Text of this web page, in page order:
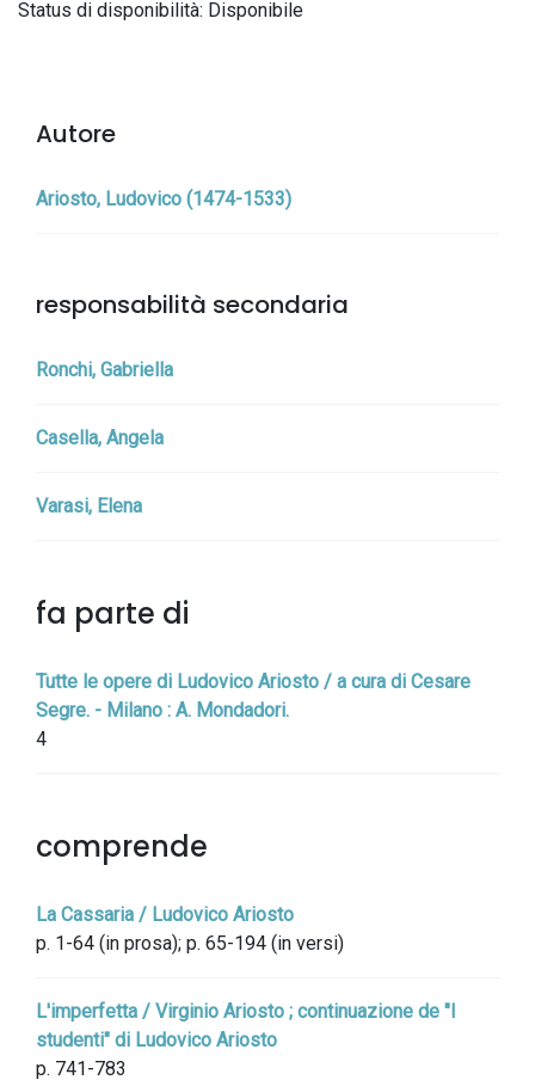
Status di disponibilità: Disponibile
Autore
Ariosto, Ludovico (1474-1533)
responsabilità secondaria
Ronchi, Gabriella
Casella, Angela
Varasi, Elena
fa parte di
Tutte le opere di Ludovico Ariosto / a cura di Cesare
Segre. - Milano : A. Mondadori.
4
comprende
La Cassaria / Ludovico Ariosto
p. 1-64 (in prosa); p. 65-194 (in versi)
L'imperfetta / Virginio Ariosto ; continuazione de "I
studenti" di Ludovico Ariosto
p. 741-783